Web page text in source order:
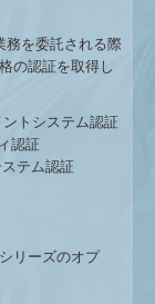
務を委託される際
の認証を取得し
トシステム認証
認証
テム認証
リーズのオプ